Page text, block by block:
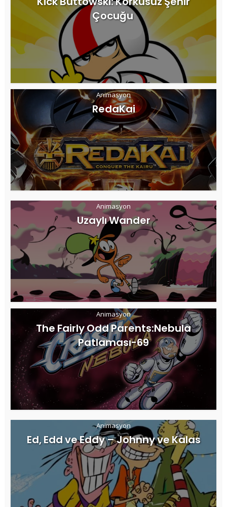
Çocuğu
Animasyon
RedaKai
Animasyon
Uzaylı Wander
Animasyon
The Fairly Odd Parents:Nebula
Patlaması-69
Animasyon
Ed, Edd ve Eddy – Johnny ve Kalas